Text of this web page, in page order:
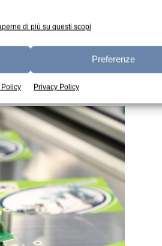
di più su questi scopi
Preferenze
Privacy Policy
Unioncamere Puglia
, tra cui il Fondo
l’impegno
territorio nei processi